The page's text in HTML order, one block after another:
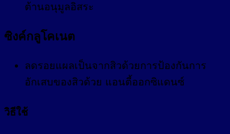
ต้านอนุมูลอิสระ
ซิงค์กลูโคเนต
ลดรอยแผลเป็นจากสิวด้วยการป้องกันการ
อักเสบของสิวด้วย แอนตี้ออกซิแดนซ์
วิธีใช้